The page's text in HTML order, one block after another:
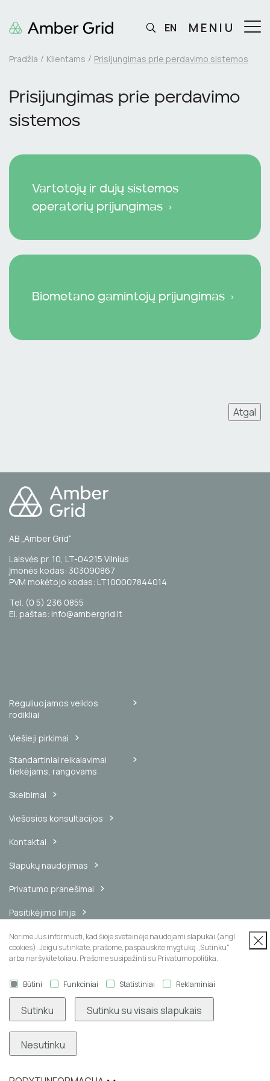
Pradžia Klientams Prisijungimas prie perdavimo sistemos
Prisijungimas prie perdavimo
sistemos
Vartotojų ir dujų sistemos
operatorių prijungimas
Biometano gamintojų prijungimas
Atgal
AB „Amber Grid“
Laisvės pr. 10, LT-04215 Vilnius
Įmonės kodas: 303090867
PVM mokėtojo kodas: LT100007844014
Tel. (0 5) 236 0855
El. paštas: info@ambergrid.lt
Reguliuojamos veiklos
rodikliai
Viešieji pirkimai
Standartiniai reikalavimai
tiekėjams, rangovams
Skelbimai
Viešosios konsultacijos
Kontaktai
Slapukų naudojimas
Privatumo pranešimai
Pasitikėjimo linija
Vidinis pranešimų kanalas
Naujienų prenumerata
Norime Jus informuoti, kad šioje svetainėje naudojami slapukai (angl.
cookies). Jeigu sutinkate, prašome, paspauskite mygtuką „Sutinku“
arba naršykite toliau. Prašome susipažinti su Privatumo politika.
Būtini Funkciniai Statistiniai Reklaminiai
Sutinku Sutinku su visais slapukais
Nesutinku
EN MENIU